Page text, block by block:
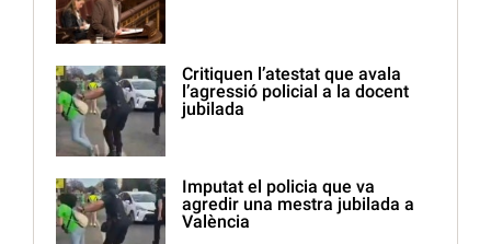
Critiquen l’atestat que avala
l’agressió policial a la docent
jubilada
Imputat el policia que va
agredir una mestra jubilada a
València